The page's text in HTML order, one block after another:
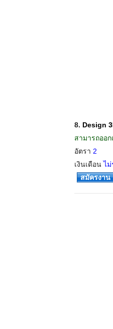
8. Design
สามารถออ
อัตรา 2
เงินเดือนไม่
สมัครงาน